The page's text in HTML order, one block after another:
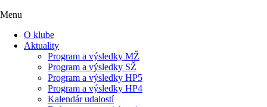
Menu
O klube
Aktuality
Program a výsledky MŽ
Program a výsledky SŽ
Program a výsledky HP5
Program a výsledky HP4
Kalendár udalostí